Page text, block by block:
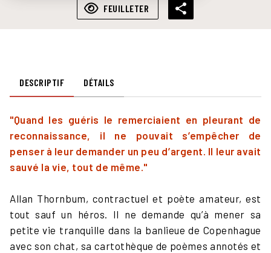
FEUILLETER
DESCRIPTIF DÉTAILS
"Quand les guéris le remerciaient en pleurant de
reconnaissance, il ne pouvait s’empêcher de
penser à leur demander un peu d’argent. Il leur avait
sauvé la vie, tout de même."
Allan Thornbum, contractuel et poète amateur, est
tout sauf un héros. Il ne demande qu’à mener sa
petite vie tranquille dans la banlieue de Copenhague
avec son chat, sa cartothèque de poèmes annotés et